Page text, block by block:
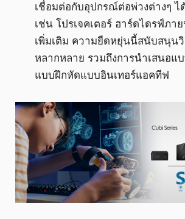
เชื่อมต่อกับอุปกรณ์ต่อพ่วงต่างๆ ไ
เช่น โปรเจคเตอร์ ฮาร์ดไดรฟ์ภา
เพิ่มเติม ความยืดหยุ่นนี้สนับสนุน
หลากหลาย รวมถึงการนำเสนอแ
แบบฝึกหัดแบบอินเทอร์แอคทีฟ